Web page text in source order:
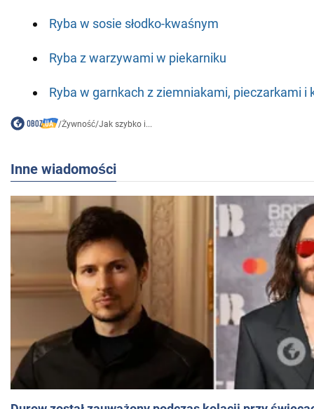
Ryba w sosie słodko-kwaśnym
Ryba z warzywami w piekarniku
Ryba w garnkach z ziemniakami, pieczarkami i
/Żywność/Jak szybko i...
Inne wiadomości